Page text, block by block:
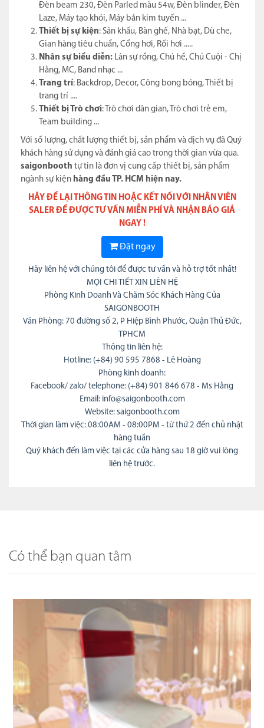
Đèn beam 230, Đèn Parled màu 54w, Đèn blinder, Đèn
Laze, Máy tạo khói, Máy bắn kim tuyến ...
Thiết bị sự kiện: Sân khấu, Bàn ghế, Nhà bạt, Dù che,
Gian hàng tiêu chuẩn, Cổng hơi, Rối hơi .....
Nhân sự biểu diễn: Lân sự rồng, Chú hề, Chú Cuội - Chị
Hằng, MC, Band nhạc ...
Trang trí: Backdrop, Decor, Công bong bóng, Thiết bị
trang trí ....
Thiết bị Trò chơi: Trò chơi dân gian, Trò chơi trẻ em,
Team building ...
Với số lượng, chất lượng thiết bị, sản phẩm và dịch vụ đã Quý
khách hàng sử dụng và đánh giá cao trong thời gian vừa qua.
saigonbooth tự tin là đơn vị cung cấp thiết bị, sản phẩm
ngành sự kiện hàng đầu TP. HCM hiện nay.
HÃY ĐỂ LẠI THÔNG TIN HOẶC KẾT NỐI VỚI NHÂN VIÊN
SALER ĐỂ ĐƯỢC TƯ VẤN MIỄN PHÍ VÀ NHẬN BÁO GIÁ
NGAY !
Đặt ngay
Hãy liên hệ với chúng tôi để được tư vấn và hỗ trợ tốt nhất!
MỌI CHI TIẾT XIN LIÊN HỆ
Phòng Kinh Doanh Và Chăm Sóc Khách Hàng Của
SAIGONBOOTH
Văn Phòng: 70 đường số 2, P Hiệp Bình Phước, Quận Thủ Đức,
TPHCM
Thông tin liên hệ:
Hotline: (+84) 90 595 7868 - Lê Hoàng
Phòng kinh doanh:
Facebook/ zalo/ telephone: (+84) 901 846 678 - Ms Hằng
Email: info@saigonbooth.com
Website: saigonbooth.com
Thời gian làm việc: 08:00AM - 08:00PM - từ thứ 2 đến chủ nhật
hàng tuần
Quý khách đến làm việc tại các cửa hàng sau 18 giờ vui lòng
liên hệ trước.
Có thể bạn quan tâm